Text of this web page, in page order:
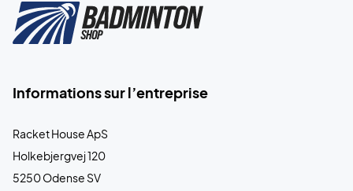
Informations sur l’entreprise
Racket House ApS
Holkebjergvej 120
5250 Odense SV